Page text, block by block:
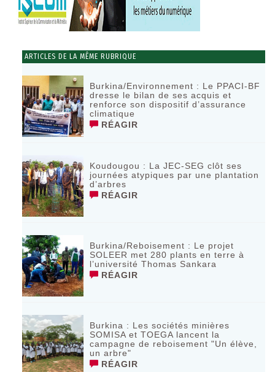
ARTICLES DE LA MÊME RUBRIQUE
Burkina/Environnement : Le PPACI-BF
dresse le bilan de ses acquis et
renforce son dispositif d’assurance
climatique
RÉAGIR
Koudougou : La JEC-SEG clôt ses
journées atypiques par une plantation
d’arbres
RÉAGIR
Burkina/Reboisement : Le projet
SOLEER met 280 plants en terre à
l’université Thomas Sankara
RÉAGIR
Burkina : Les sociétés minières
SOMISA et TOEGA lancent la
campagne de reboisement "Un élève,
un arbre"
RÉAGIR